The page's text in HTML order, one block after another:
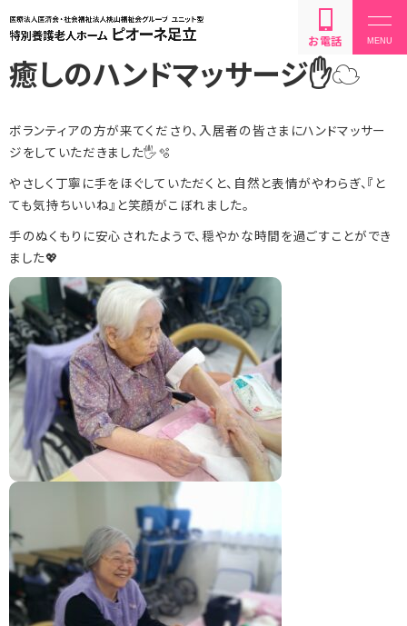
お電話
設備・サービス内容
お問い合わせ
03-5831-5226
03-5831-5227
癒しのハンドマッサージ✋☁️
ボランティアの方が来てくださり、入居者の皆さまにハンドマッサー
ジをしていただきました🖐️🫧
やさしく丁寧に手をほぐしていただくと、自然と表情がやわらぎ、『と
ても気持ちいいね』と笑顔がこぼれました。
手のぬくもりに安心されたようで、穏やかな時間を過ごすことができ
ました💖